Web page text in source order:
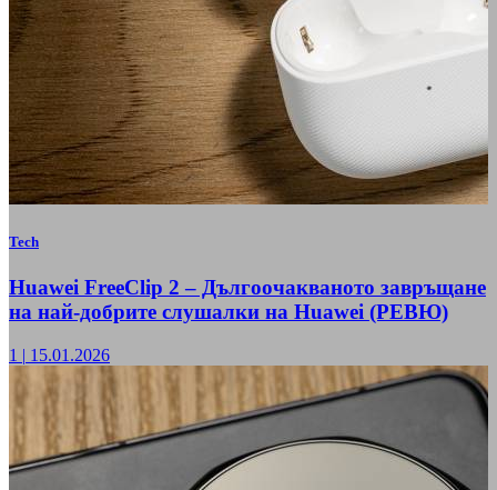
Tech
Huawei FreeClip 2 – Дългоочакваното завръщане
на най-добрите слушалки на Huawei (РЕВЮ)
1 | 15.01.2026